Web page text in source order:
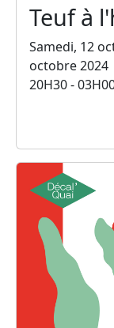
Teuf à
Samedi, 12
octobre 2024
20H30 -